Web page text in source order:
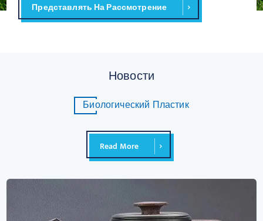
Представлять На Рассмотрение
Новости
Биологический Пластик
Read More